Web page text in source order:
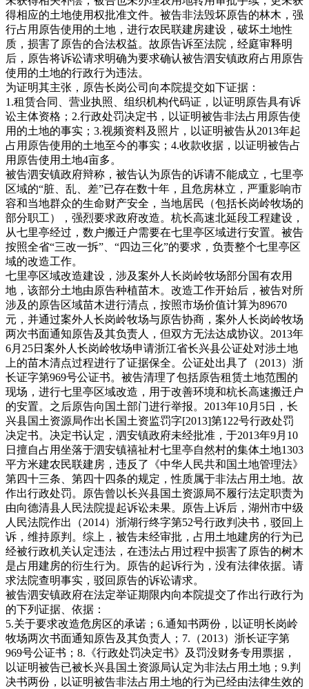
得相应的土地使用权批准文件。被告非法毁坏原告的林木，强
行占用原告使用的土地，进行农民联建房建设，破坏土地性
质，损害了原告的合法权益。故原告诉至法院，经庭审释明
后，原告将诉讼请求明确为要求确认被告泗安镇政府占用原告
使用的土地的行政行为违法。
为证明其主张，原告长岗公司向本院提交如下证据：
1.租赁合同、营业执照、组织机构代码证，以证明原告具有诉
讼主体资格；2.行政处罚决定书，以证明被告非法占用原告使
用的土地的事实；3.视频资料及照片，以证明被告从2013年起
占用原告使用的土地至今的事实；4.收款收据，以证明被告占
用原告使用土地4亩多。
被告泗安镇政府辩称，被告认为原告的诉请不能成立，七里亭
区域的“脏、乱、差”已存在数十年，且危房林立，严重影响市
容和当地群众的生命财产安全，当地居民（包括长岗岭牧场的
部分职工），强烈要求政府改造。杭长高速北延段工程建设，
从七里亭经过，数户搬迁户需要在七里亭区域进行安置。被告
按照全省“三改一拆”、“四边三化”的要求，负责整个七里亭区
域的改造工作。
七里亭区域改造建设，涉及案外人长岗岭牧场部分国有农用
地，该部分土地由原告种植苗木。改造工作开始后，被告对所
涉及的原告区域苗木进行清点，按照市场价值计算为89670
元，并通过案外人长岗岭牧场与原告协商，案外人长岗岭牧场
两次书面通知原告及其负责人，但双方无法达成协议。2013年
6月25日案外人长岗岭牧场申请浙江省长兴县公证处对涉土地
上的苗木清点过程进行了证据保全。公证处出具了（2013）浙
长证字第969号公证书。被告清理了包括原告租赁土地范围的
现场，进行七里亭区域改造，用于改善环境和杭长高速搬迁户
的安置。之后原告向国土部门进行举报。2013年10月5日，长
兴县国土资源局作出长国土资监罚字[2013]第122号行政处罚
决定书。决定书认定，泗安镇政府未经批准，于2013年9月10
日擅自占用坐落于泗安镇禧祉村七里亭自然村的集体土地1303
平方米建农民联建房，违反了《中华人民共和国土地管理法》
第四十三条、第四十四条的规定，性质属于非法占用土地。故
作出行政处罚。原告曾以长兴县国土资源局不履行法定职责为
由向德清县人民法院提起诉讼未果。原告上诉后，湖州市中级
人民法院作出（2014）浙湖行终字第52号行政判决书，驳回上
诉，维持原判。综上，被告未经审批，占用土地建房的行为已
经被行政机关认定违法，在违法占用过程中损害了原告的树木
是占用建房的衍生行为。原告的起诉行为，没有法律依据。请
求法院查明事实，驳回原告的诉讼请求。
被告泗安镇政府在法定举证期限内向本院提交了作出行政行为
的下列证据、依据：
5.关于要求改造危房区的承诺；6.通知书两份，以证明长岗岭
牧场两次书面通知原告及其负责人；7.（2013）浙长证字第
969号公证书；8.《行政处罚决定书》及罚没财务专用票据，
以证明被告已被长兴县国土资源局认定为非法占用土地；9.判
决书两份，以证明被告非法占用土地的行为已经由法律生效的